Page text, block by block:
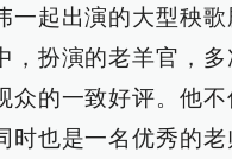
一起出演的大型秧歌
，扮演的老羊官，多
众的一致好评。他不
时也是一名优秀的老